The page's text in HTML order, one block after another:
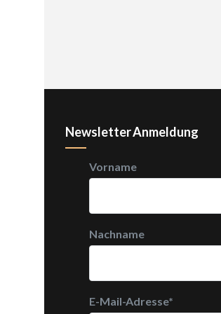
Newsletter Anmeldung
Vorname
Nachname
E-Mail-Adresse*